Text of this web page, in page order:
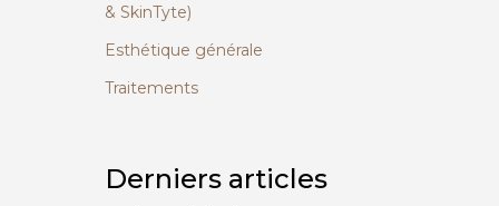
& SkinTyte)
Esthétique générale
Traitements
Derniers articles